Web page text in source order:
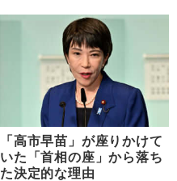
「高市早苗」が座りかけて
いた「首相の座」から落ち
た決定的な理由